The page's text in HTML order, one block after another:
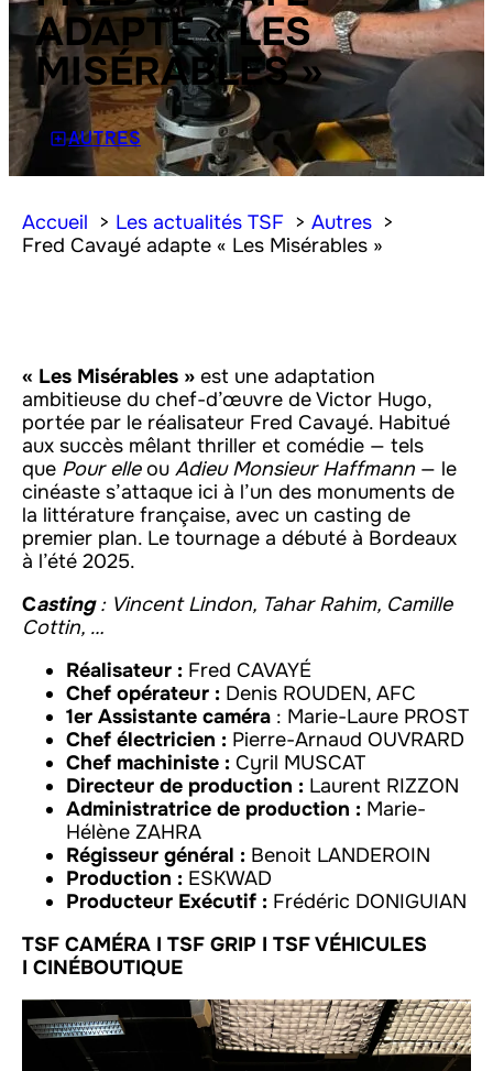
ADAPTE « LES
MISÉRABLES »
AUTRES
Accueil Les actualités TSF
Autres
Fred Cavayé adapte « Les Misérables »
« Les Misérables » est une adaptation
ambitieuse du chef-d’œuvre de Victor Hugo,
portée par le réalisateur Fred Cavayé. Habitué
aux succès mêlant thriller et comédie — tels
que Pour elleou Adieu Monsieur Haffmann — le
cinéaste s’attaque ici à l’un des monuments de
la littérature française, avec un casting de
premier plan. Le tournage a débuté à Bordeaux
à l’été 2025.
Casting: Vincent Lindon, Tahar Rahim, Camille
Cottin, …
Réalisateur : Fred CAVAYÉ
Chef opérateur : Denis ROUDEN, AFC
1er Assistante caméra : Marie-Laure PROST
Chef électricien : Pierre-Arnaud OUVRARD
Chef machiniste : Cyril MUSCAT
Directeur de production : Laurent RIZZON
Administratrice de production : Marie-
Hélène ZAHRA
Régisseur général : Benoit LANDEROIN
Production : ESKWAD
Producteur Exécutif : Frédéric DONIGUIAN
TSF CAMÉRA I TSF GRIP I TSF VÉHICULES
I CINÉBOUTIQUE